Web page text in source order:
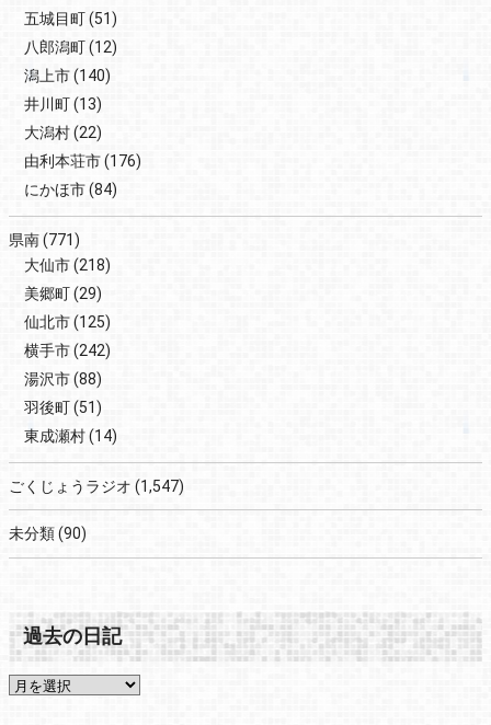
五城目町(51)
八郎潟町(12)
潟上市(140)
井川町(13)
大潟村(22)
由利本荘市(176)
にかほ市(84)
県南(771)
大仙市(218)
美郷町(29)
仙北市(125)
横手市(242)
湯沢市(88)
羽後町(51)
東成瀬村(14)
ごくじょうラジオ (1,547)
未分類(90)
過去の日記